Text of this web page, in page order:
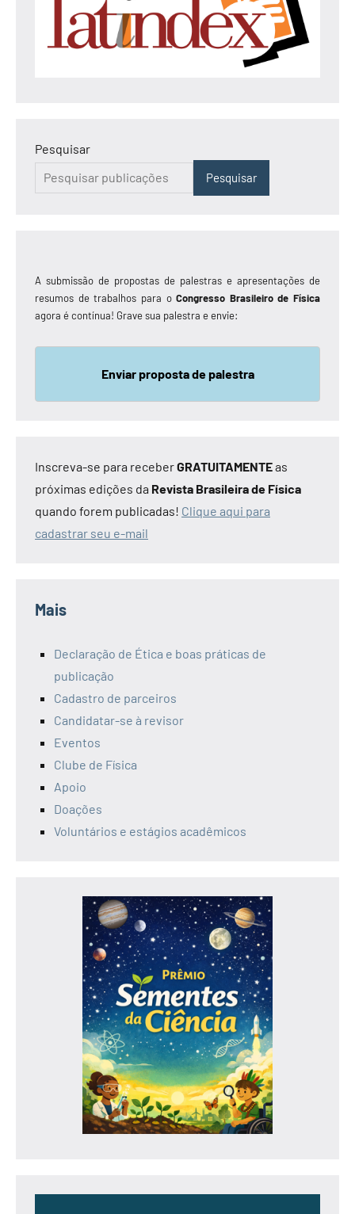
Pesquisar
Pesquisar
A submissão de propostas de palestras e apresentações de
resumos de trabalhos para oCongresso Brasileiro de Física
agora é contínua! Grave sua palestra e envie:
Enviar proposta de palestra
Inscreva-se para receberGRATUITAMENTEas
próximas edições da Revista Brasileira de Física
quando forem publicadas! Clique aqui para
cadastrar seu e-mail
Mais
Declaração de Ética e boas práticas de
publicação
Cadastro de parceiros
Candidatar-se à revisor
Eventos
Clube de Física
Apoio
Doações
Voluntários e estágios acadêmicos